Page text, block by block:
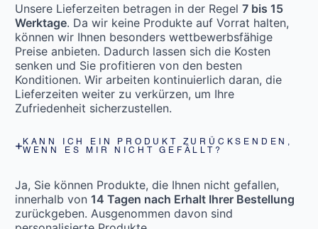
Unsere Lieferzeiten betragen in der Regel 7 bis 15
Werktage. Da wir keine Produkte auf Vorrat halten,
können wir Ihnen besonders wettbewerbsfähige
Preise anbieten. Dadurch lassen sich die Kosten
senken und Sie profitieren von den besten
Konditionen. Wir arbeiten kontinuierlich daran, die
Lieferzeiten weiter zu verkürzen, um Ihre
Zufriedenheit sicherzustellen.
KANN ICH EIN PRODUKT ZURÜCKSENDEN,
WENN ES MIR NICHT GEFÄLLT?
Ja, Sie können Produkte, die Ihnen nicht gefallen,
innerhalb von 14 Tagen nach Erhalt Ihrer Bestellung
zurückgeben. Ausgenommen davon sind